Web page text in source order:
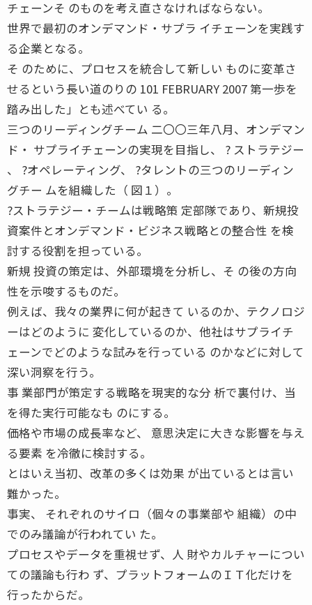
チェーンそ のものを考え直さなければならない。
世界で最初のオンデマンド・サプラ イチェーンを実践す
る企業となる。
そ のために、プロセスを統合して新しい ものに変革さ
せるという長い道のりの 101 FEBRUARY 2007 第一歩を
踏み出した」とも述べてい る。
三つのリーディングチーム 二〇〇三年八月、オンデマン
ド・ サプライチェーンの実現を目指し、 ? ストラテジー
、 ?オペレーティング、 ?タレントの三つのリーディン
グチー ムを組織した（ 図１）。
?ストラテジー・チームは戦略策 定部隊であり、新規投
資案件とオンデマンド・ビジネス戦略との整合性 を検
討する役割を担っている。
新規 投資の策定は、外部環境を分析し、そ の後の方向
性を示唆するものだ。
例えば、我々の業界に何が起きて いるのか、テクノロジ
ーはどのように 変化しているのか、他社はサプライチ
ェーンでどのような試みを行っている のかなどに対して
深い洞察を行う。
事 業部門が策定する戦略を現実的な分 析で裏付け、当
を得た実行可能なも のにする。
価格や市場の成長率など、 意思決定に大きな影響を与え
る要素 を冷徹に検討する。
とはいえ当初、改革の多くは効果 が出ているとは言い
難かった。
事実、 それぞれのサイロ（個々の事業部や 組織）の中
でのみ議論が行われてい た。
プロセスやデータを重視せず、人 財やカルチャーについ
ての議論も行わ ず、プラットフォームのＩＴ化だけを
行ったからだ。